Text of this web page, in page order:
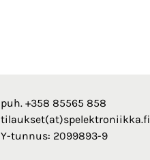
puh. +358 85565 858
tilaukset(at)spelektroniikka.fi
Y-tunnus: 2099893-9